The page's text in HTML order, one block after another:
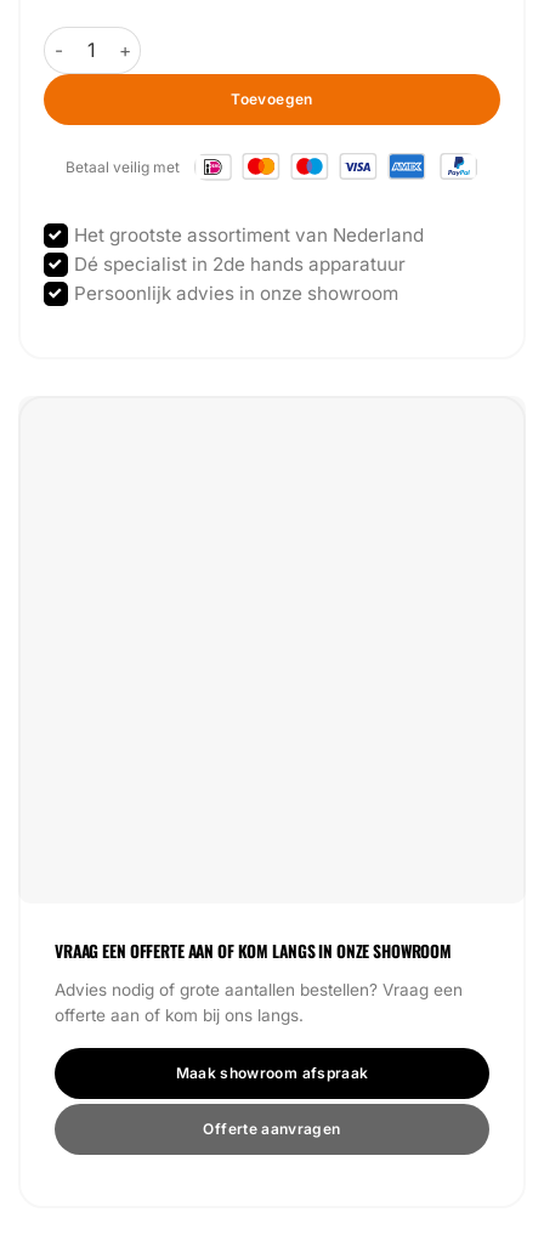
Hammer strength dumbell set incl rek aantal
Toevoegen
Betaal veilig met
Het grootste assortiment van Nederland
Dé specialist in 2de hands apparatuur
Persoonlijk advies in onze showroom
VRAAG EEN OFFERTE AAN OF KOM LANGS IN ONZE SHOWROOM
Advies nodig of grote aantallen bestellen? Vraag een
offerte aan of kom bij ons langs.
Maak showroom afspraak
Offerte aanvragen